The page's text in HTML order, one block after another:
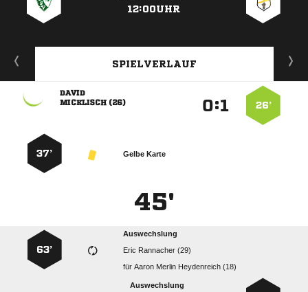
12:00UHR
SPIELVERLAUF
26’
:

 
Gelbe Karte
37’
45'
Auswechslung
  
für   
63’
Auswechslung